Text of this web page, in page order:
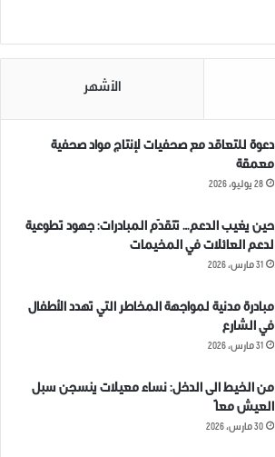
الأشهر
دعوة للتعاقد مع صحفيات لإنتاج مواد صحفية
معمقة
28 يوليو، 2026
حين يغيب الدعم… تتقدّم المبادرات: جهود تطوعية
لدعم العائلات في المخيمات
31 مارس، 2026
مبادرة مدنية لمواجهة المخاطر التي تهدد الأطفال
في الشارع
31 مارس، 2026
من الخيط الى الدخل: نساء معيلات ينسجن سبل
العيش معاً
30 مارس، 2026